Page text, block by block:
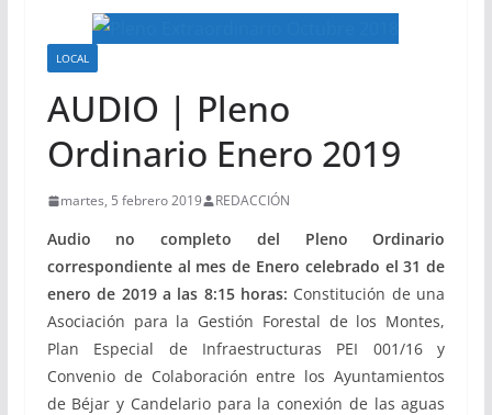
LOCAL
AUDIO | Pleno
Ordinario Enero 2019
martes, 5 febrero 2019 REDACCIÓN
Audio no completo del Pleno Ordinario
correspondiente al mes de Enero celebrado el 31 de
enero de 2019 a las 8:15 horas: Constitución de una
Asociación para la Gestión Forestal de los Montes,
Plan Especial de Infraestructuras PEI 001/16 y
Convenio de Colaboración entre los Ayuntamientos
de Béjar y Candelario para la conexión de las aguas